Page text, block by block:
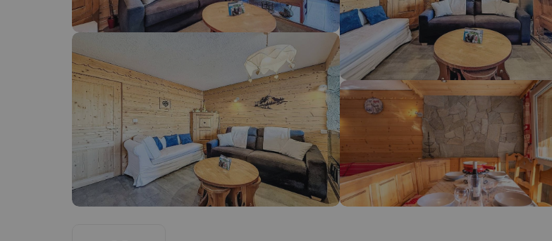
Sembra che il nostro ricercatore abbia perso la strada. Non appena troverà la bussola, tornerà.